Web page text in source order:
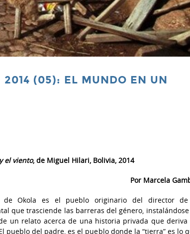
(05): EL MUNDO EN UN
el viento, de Miguel Hilari, Bolivia, 2014
Por Marcela
de Okola es el pueblo originario del director
que trasciende las barreras del género,
un relato acerca de una historia privada que
pueblo del padre, es el pueblo donde la “tierra” es lo